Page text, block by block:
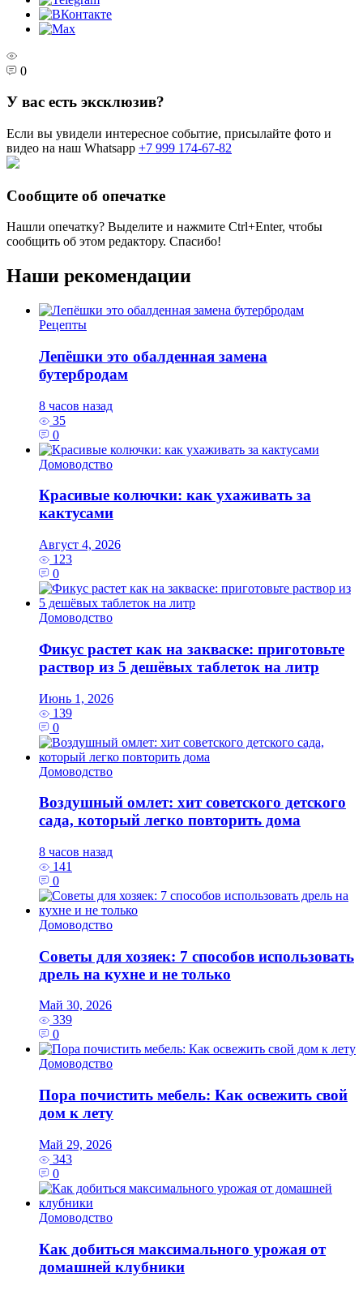
0
У вас есть эксклюзив?
Если вы увидели интересное событие, присылайте фото и
видео на наш Whatsapp +7 999 174-67-82
Сообщите об опечатке
Нашли опечатку? Выделите и нажмите Ctrl+Enter, чтобы
сообщить об этом редактору. Спасибо!
Наши рекомендации
Рецепты
Лепёшки это обалденная замена
бутербродам
8 часов назад
35
0
Домоводство
Красивые колючки: как ухаживать за
кактусами
Август 4, 2026
123
0
Домоводство
Фикус растет как на закваске: приготовьте
раствор из 5 дешёвых таблеток на литр
Июнь 1, 2026
139
0
Домоводство
Воздушный омлет: хит советского детского
сада, который легко повторить дома
8 часов назад
141
0
Домоводство
Советы для хозяек: 7 способов использовать
дрель на кухне и не только
Май 30, 2026
339
0
Домоводство
Пора почистить мебель: Как освежить свой
дом к лету
Май 29, 2026
343
0
Домоводство
Как добиться максимального урожая от
домашней клубники